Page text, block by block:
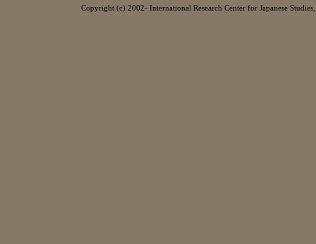
Copyright (c) 2002- International Research Center for Japanese